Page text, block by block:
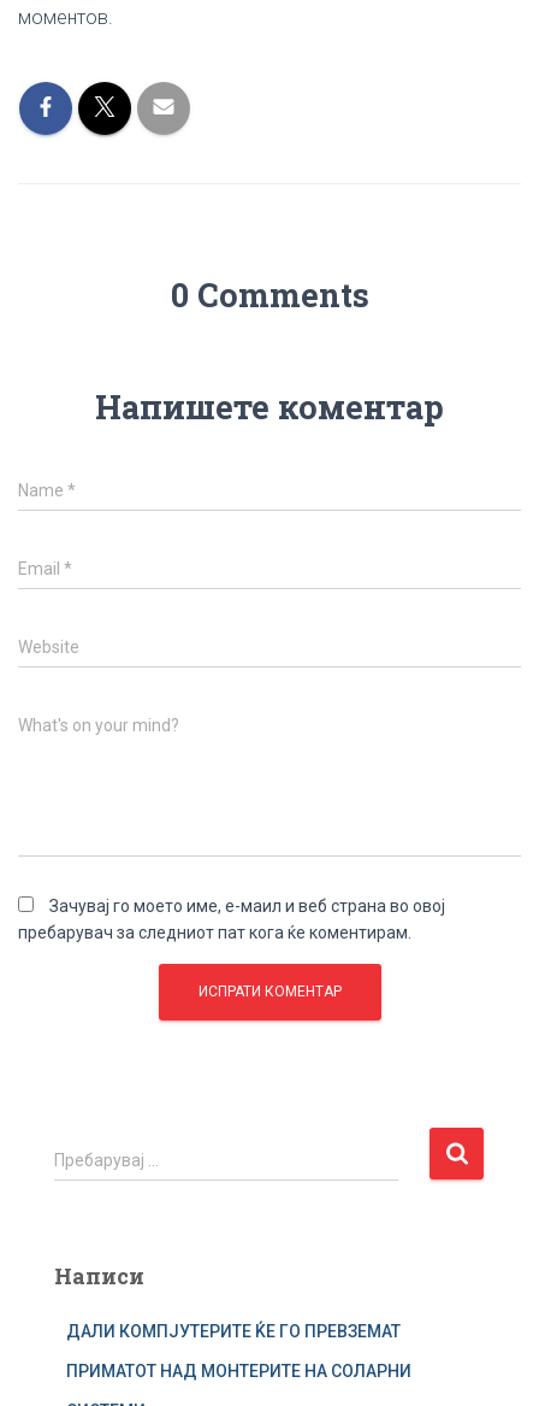
моментов.
0 Comments
Напишете коментар
Name *
Email *
Website
What's on your mind?
Зачувај го моето име, е-маил и веб страна во овој
пребарувач за следниот пат кога ќе коментирам.
П
р
р
Пребарувај …
Написи
ДАЛИ КОМПЈУТЕРИТЕ ЌЕ ГО ПРЕВЗЕМАТ
ПРИМАТОТ НАД МОНТЕРИТЕ НА СОЛАРНИ